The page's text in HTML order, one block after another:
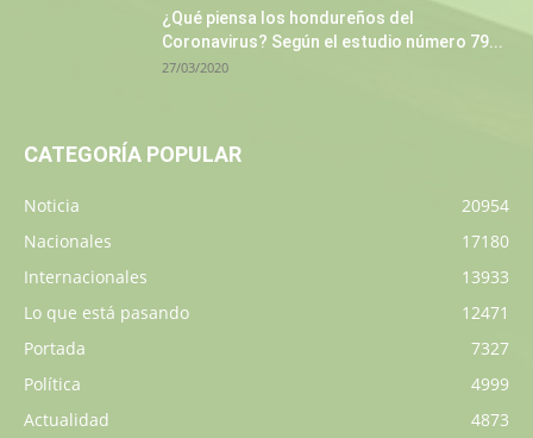
¿Qué piensa los hondureños del
Coronavirus? Según el estudio número 79...
27/03/2020
CATEGORÍA POPULAR
Noticia
20954
Nacionales
17180
Internacionales
13933
Lo que está pasando
12471
Portada
7327
Política
4999
Actualidad
4873